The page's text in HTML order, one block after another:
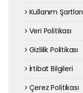
Kullanım Şartları
Veri Politikası
Gizlilik Politikası
İrtibat Bilgileri
Çerez Politikası